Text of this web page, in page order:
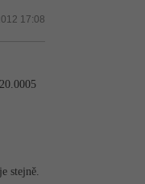
17:08
stejně.